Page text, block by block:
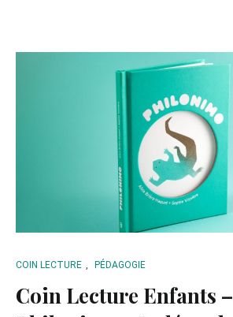
COIN LECTURE , PÉDAGOGIE
Coin Lecture Enfants –